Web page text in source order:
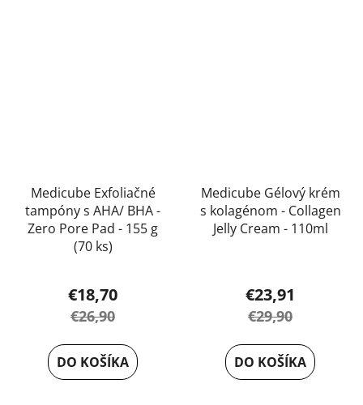
Medicube Exfoliačné
tampóny s AHA/ BHA -
Zero Pore Pad - 155 g
(70 ks)
€18,70
€26,90
DO KOŠÍKA
Medicube Gélový krém
s kolagénom - Collagen
Jelly Cream - 110ml
hodnotenie
produktu
5,0
z
€23,91
€29,90
DO KOŠÍKA